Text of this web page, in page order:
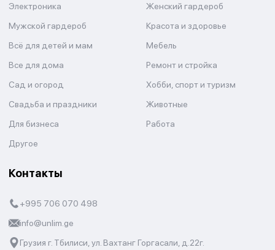
Электроника
Женский гардероб
Мужской гардероб
Красота и здоровье
Всё для детей и мам
Мебель
Все для дома
Ремонт и стройка
Сад и огород
Хобби, спорт и туризм
Свадьба и праздники
Животные
Для бизнеса
Работа
Другое
Контакты
+995 706 070 498
info@unlim.ge
Грузия г. Тбилиси, ул. Вахтанг Горгасали, д.22г.